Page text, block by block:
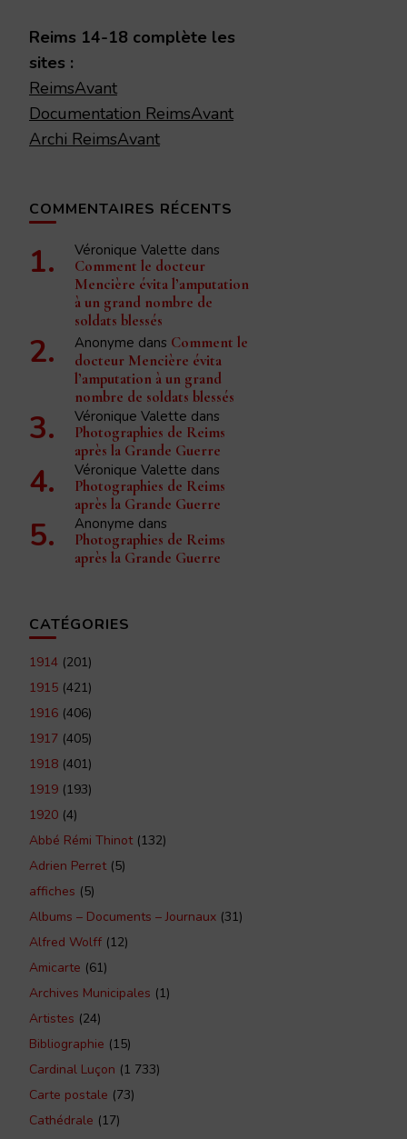
Reims 14-18 complète les
sites :
ReimsAvant
Documentation ReimsAvant
Archi ReimsAvant
COMMENTAIRES RÉCENTS
Véronique Valette dans
Comment le docteur
Mencière évita l’amputation
à un grand nombre de
soldats blessés
Anonyme dans Comment le
docteur Mencière évita
l’amputation à un grand
nombre de soldats blessés
Véronique Valette dans
Photographies de Reims
après la Grande Guerre
Véronique Valette dans
Photographies de Reims
après la Grande Guerre
Anonyme dans
Photographies de Reims
après la Grande Guerre
CATÉGORIES
1914 (201)
1915 (421)
1916 (406)
1917 (405)
1918 (401)
1919 (193)
1920 (4)
Abbé Rémi Thinot(132)
Adrien Perret(5)
affiches (5)
Albums – Documents – Journaux (31)
Alfred Wolff (12)
Amicarte (61)
Archives Municipales (1)
Artistes (24)
Bibliographie (15)
Cardinal Luçon (1 733)
Carte postale (73)
Cathédrale (17)